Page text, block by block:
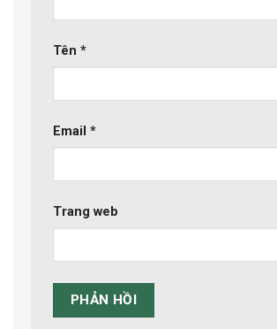
Tên *
Email *
Trang web